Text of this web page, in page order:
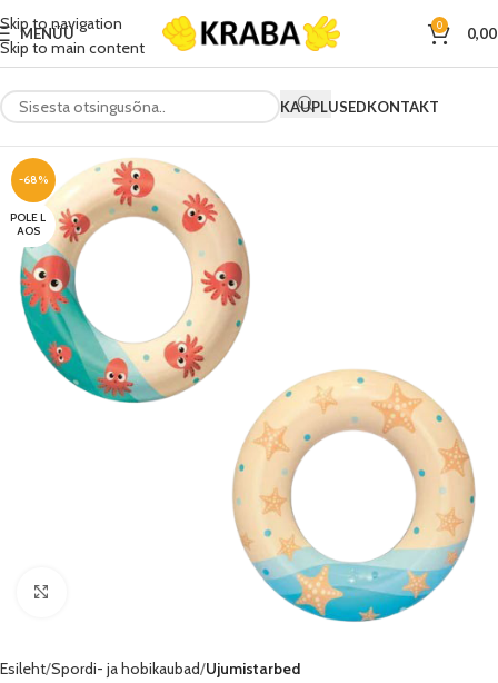
Skip to navigation
Skip to main content
MENÜÜ 0
KAUPLUSEDKONTAKT
-68%
POLE L
AOS
Esileht Spordi- ja hobikaubad Ujumistarbed